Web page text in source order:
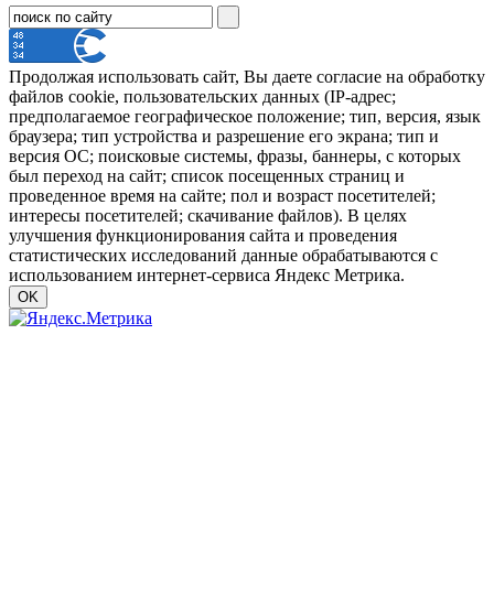
Продолжая использовать сайт, Вы даете согласие на обработку
файлов cookie, пользовательских данных (IP-адрес;
предполагаемое географическое положение; тип, версия, язык
браузера; тип устройства и разрешение его экрана; тип и
версия ОС; поисковые системы, фразы, баннеры, с которых
был переход на сайт; список посещенных страниц и
проведенное время на сайте; пол и возраст посетителей;
интересы посетителей; скачивание файлов). В целях
улучшения функционирования сайта и проведения
статистических исследований данные обрабатываются с
использованием интернет-сервиса Яндекс Метрика.
OK